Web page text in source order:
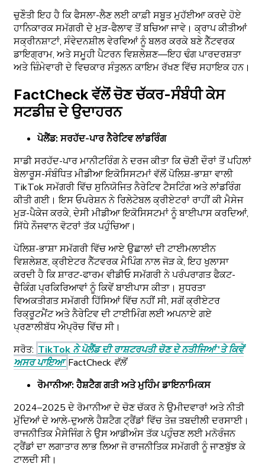
ਚੁਣੌਤੀ ਇਹ ਹੈ ਕਿ ਫੈਸਲਾ-ਲੈਣ ਲਈ ਕਾਫ਼ੀ ਸਬੂਤ ਮੁਹੱਈਆ ਕਰਦੇ ਹੋਏ
ਹਾਨਿਕਾਰਕ ਸਮੱਗਰੀ ਦੇ ਮੁੜ-ਫੈਲਾਵ ਤੋਂ ਬਚਿਆ ਜਾਵੇ। ਕ੍ਰਾਪ ਕੀਤੀਆਂ
ਸਕ੍ਰੀਨਸ਼ਾਟਾਂ, ਸੰਵੇਦਨਸ਼ੀਲ ਵੇਰਵਿਆਂ ਨੂੰ ਬਲਰ ਕਰਕੇ ਬਣੇ ਨੈੱਟਵਰਕ
ਡਾਇਗ੍ਰਾਮ, ਅਤੇ ਸਮੂਹੀ ਪੈਟਰਨ ਵਿਸ਼ਲੇਸ਼ਣ—ਇਹ ਢੰਗ ਪਾਰਦਰਸ਼ਤਾ
ਅਤੇ ਜ਼ਿੰਮੇਵਾਰੀ ਦੇ ਵਿਚਕਾਰ ਸੰਤੁਲਨ ਕਾਇਮ ਰੱਖਣ ਵਿੱਚ ਸਹਾਇਕ ਹਨ।
FactCheck ਵੱਲੋਂ ਚੋਣ ਚੱਕਰ-ਸੰਬੰਧੀ ਕੇਸ
ਸਟਡੀਜ਼ ਦੇ ਉਦਾਹਰਨ
ਪੋਲੈਂਡ: ਸਰਹੱਦ-ਪਾਰ ਨੈਰੇਟਿਵ ਲਾਂਡਰਿੰਗ
ਸਾਡੀ ਸਰਹੱਦ-ਪਾਰ ਮਾਨੀਟਰਿੰਗ ਨੇ ਦਰਜ ਕੀਤਾ ਕਿ ਚੋਣੀ ਦੌਰਾਂ ਤੋਂ ਪਹਿਲਾਂ
ਬੇਲਾਰੂਸ-ਸੰਬੰਧਿਤ ਮੀਡੀਆ ਇਕੋਸਿਸਟਮਾਂ ਵੱਲੋਂ ਪੋਲਿਸ਼-ਭਾਸ਼ਾ ਵਾਲੀ
TikTok ਸਮੱਗਰੀ ਵਿੱਚ ਸੁਨਿਯੋਜਿਤ ਨੈਰੇਟਿਵ ਟੈਸਟਿੰਗ ਅਤੇ ਲਾਂਡਰਿੰਗ
ਕੀਤੀ ਗਈ। ਇਸ ਓਪਰੇਸ਼ਨ ਨੇ ਰਿਲੇਟੇਬਲ ਕ੍ਰੀਏਟਰਾਂ ਰਾਹੀਂ ਕੀ ਮੈਸੇਜ
ਮੁੜ-ਪੈਕੇਜ ਕਰਕੇ, ਦੇਸੀ ਮੀਡੀਆ ਇਕੋਸਿਸਟਮਾਂ ਨੂੰ ਬਾਈਪਾਸ ਕਰਦਿਆਂ,
ਸਿੱਧੇ ਨੌਜਵਾਨ ਵੋਟਰਾਂ ਤੱਕ ਪਹੁੰਚਿਆ।
ਪੋਲਿਸ਼-ਭਾਸ਼ਾ ਸਮੱਗਰੀ ਵਿੱਚ ਆਏ ਉਛਾਲਾਂ ਦੀ ਟਾਈਮਲਾਈਨ
ਵਿਸ਼ਲੇਸ਼ਣ, ਕ੍ਰੀਏਟਰ ਨੈੱਟਵਰਕ ਮੈਪਿੰਗ ਨਾਲ ਜੋੜ ਕੇ, ਇਹ ਖੁਲਾਸਾ
ਕਰਦੀ ਹੈ ਕਿ ਸ਼ਾਰਟ-ਫਾਰਮ ਵੀਡੀਓ ਸਮੱਗਰੀ ਨੇ ਪਰੰਪਰਾਗਤ ਫੈਕਟ-
ਚੈਕਿੰਗ ਪ੍ਰਕਿਰਿਆਵਾਂ ਨੂੰ ਕਿਵੇਂ ਬਾਈਪਾਸ ਕੀਤਾ। ਸੁਧਰਤਾ
ਵਿਅਕਤੀਗਤ ਸਮੱਗਰੀ ਹਿੱਸਿਆਂ ਵਿੱਚ ਨਹੀਂ ਸੀ, ਸਗੋਂ ਕ੍ਰੀਏਟਰ
ਰਿਕ੍ਰੂਟਮੈਂਟ ਅਤੇ ਨੈਰੇਟਿਵ ਦੀ ਟਾਈਮਿੰਗ ਲਈ ਅਪਨਾਏ ਗਏ
ਪ੍ਰਣਾਲੀਬੱਧ ਐਪ੍ਰੋਚ ਵਿੱਚ ਸੀ।
ਸਰੋਤ: TikTok ਨੇ ਪੋਲੈਂਡ ਦੀ ਰਾਸ਼ਟਰਪਤੀ ਚੋਣ ਦੇ ਨਤੀਜਿਆਂ 'ਤੇ ਕਿਵੇਂ
ਅਸਰ ਪਾਇਆFactCheck ਵੱਲੋਂ
ਰੋਮਾਨੀਆ: ਹੈਸ਼ਟੈਗ ਗਤੀ ਅਤੇ ਮੁਹਿੰਮ ਡਾਇਨਾਮਿਕਸ
2024–2025 ਦੇ ਰੋਮਾਨੀਆ ਦੇ ਚੋਣ ਚੱਕਰ ਨੇ ਉਮੀਦਵਾਰਾਂ ਅਤੇ ਨੀਤੀ
ਮੁੱਦਿਆਂ ਦੇ ਆਲੇ-ਦੁਆਲੇ ਹੈਸ਼ਟੈਗ ਟ੍ਰੈਂਡਾਂ ਵਿੱਚ ਤੇਜ਼ ਤਬਦੀਲੀ ਦਰਸਾਈ।
ਰਾਜਨੀਤਿਕ ਮੈਸੇਜਿੰਗ ਨੇ ਉਸ ਆਡੀਅੰਸ ਤੱਕ ਪਹੁੰਚਣ ਲਈ ਮਨੋਰੰਜਨ
ਟ੍ਰੈਂਡਾਂ ਦਾ ਲਗਾਤਾਰ ਲਾਭ ਲਿਆ ਜੋ ਰਾਜਨੀਤਿਕ ਸਮੱਗਰੀ ਨੂੰ ਜਾਣਬੁੱਝ ਕੇ
ਟਾਲਦੀ ਸੀ।